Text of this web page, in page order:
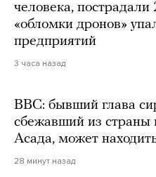
человека,
«обломки дронов»
предприятий
3 часа назад
BBC: бывший глава
сбежавший из страны
Асада, может
28 минут назад